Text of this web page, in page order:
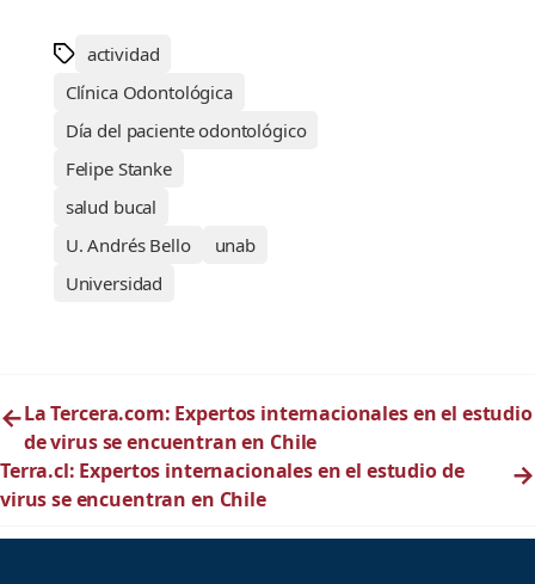
actividad
Clínica Odontológica
Día del paciente odontológico
Felipe Stanke
salud bucal
U. Andrés Bello
unab
Universidad
←La Tercera.com: Expertos internacionales en el estudio
de virus se encuentran en Chile
Terra.cl: Expertos internacionales en el estudio de
virus se encuentran en Chile
→